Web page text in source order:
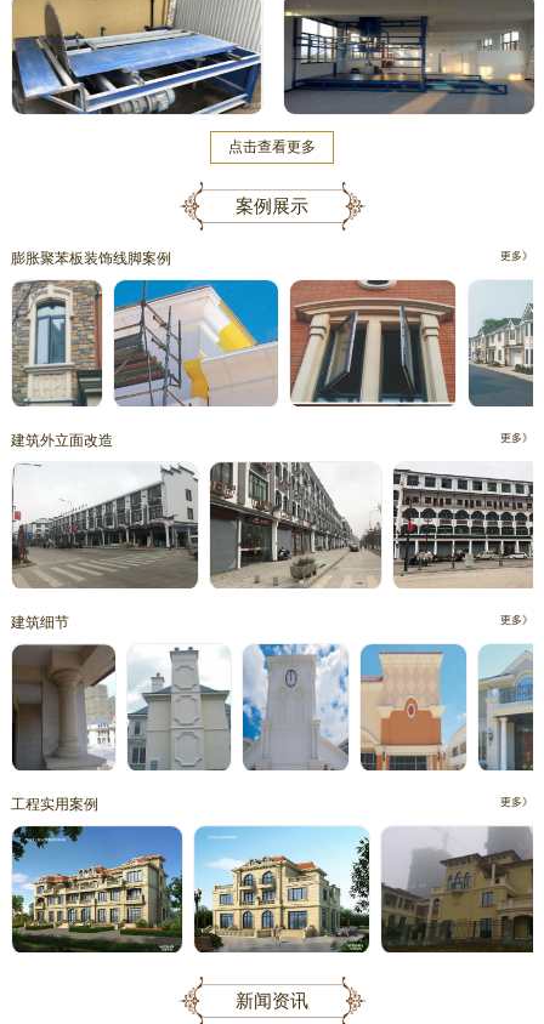
点击查看更多
案例展示
膨胀聚苯板装饰线脚案例 更多》
建筑外立面改造 更多》
建筑细节 更多》
工程实用案例 更多》
新闻资讯